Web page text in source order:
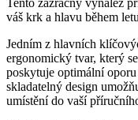
Tento zázračný vynález
váš krk a hlavu⁢ během
Jedním z ⁢hlavních⁣
ergonomický tvar, který
poskytuje optimální
skladatelný design
umístění do vaší